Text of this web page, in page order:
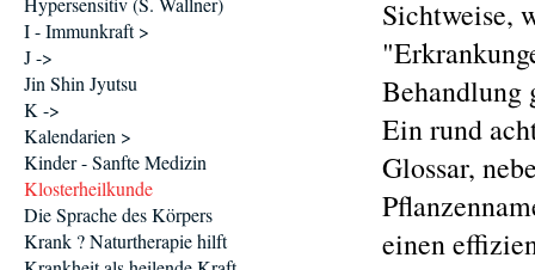
Sichtweise,
Behandlung
Ein rund
Glossar,
einen
I - Immunkraft >
J ->
Jin Shin Jyutsu
K ->
Kalendarien >
Kinder - Sanfte Medizin
Klosterheilkunde
Die Sprache des Körpers
Krank ? Naturtherapie hilft